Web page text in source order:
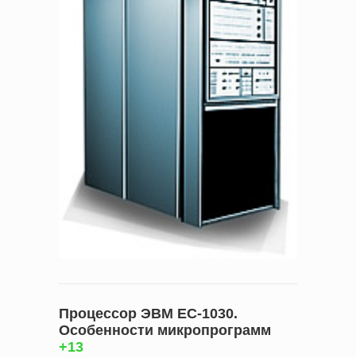
Процессор ЭВМ ЕС-1030.
Особенности микропрограмм
+13